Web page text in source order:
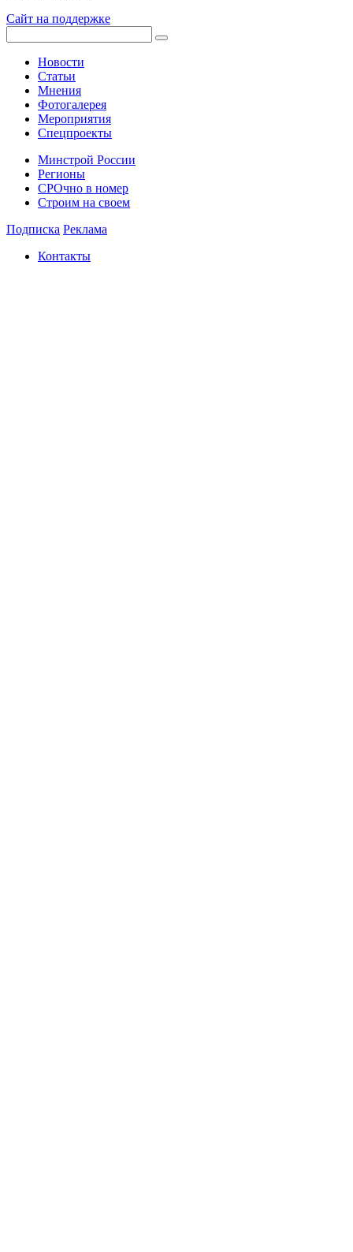
Сайт на поддержке
Новости
Статьи
Мнения
Фотогалерея
Мероприятия
Спецпроекты
Минстрой России
Регионы
СРОчно в номер
Строим на своем
Подписка Реклама
Контакты